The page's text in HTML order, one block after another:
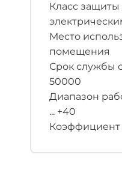
Класс
Место
помещения
Срок службы
50000
Диапазон
... +40
Коэффициент